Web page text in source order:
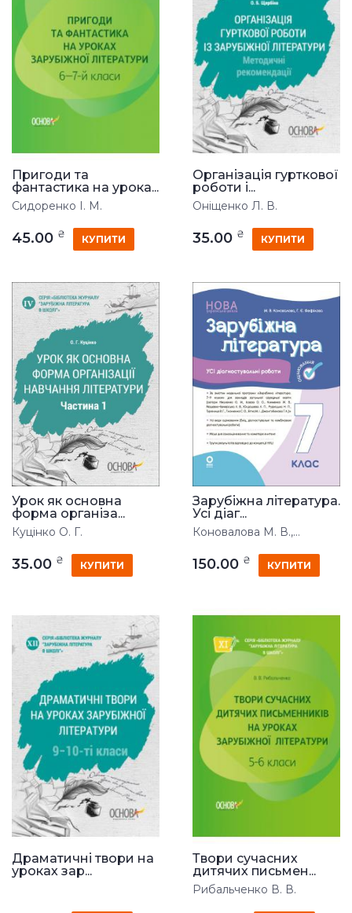
Пригоди та
фантастика на урока...
Сидоренко І. М.
45.00 ₴ КУПИТИ
Організація гурткової
роботи і...
Оніщенко Л. В.
35.00 ₴ КУПИТИ
Урок як основна
форма організа...
Куцінко О. Г.
35.00 ₴ КУПИТИ
Зарубіжна література.
Усі діаг...
Коновалова М. В.,...
150.00 ₴ КУПИТИ
Драматичні твори на
уроках зар...
Твори сучасних
дитячих письмен...
Рибальченко В. В.